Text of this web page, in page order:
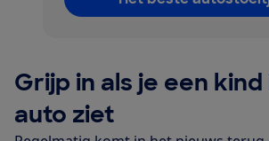
Grijp in als je een kind
auto ziet